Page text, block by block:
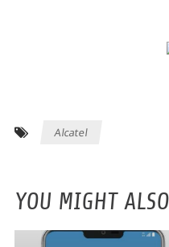
Alcatel
YOU MIGHT